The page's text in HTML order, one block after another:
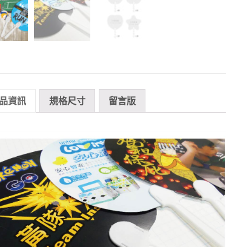
資訊 規格尺寸 留言版